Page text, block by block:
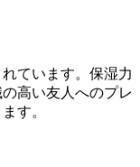
ています。保湿力
高い友人へのプレ
す。